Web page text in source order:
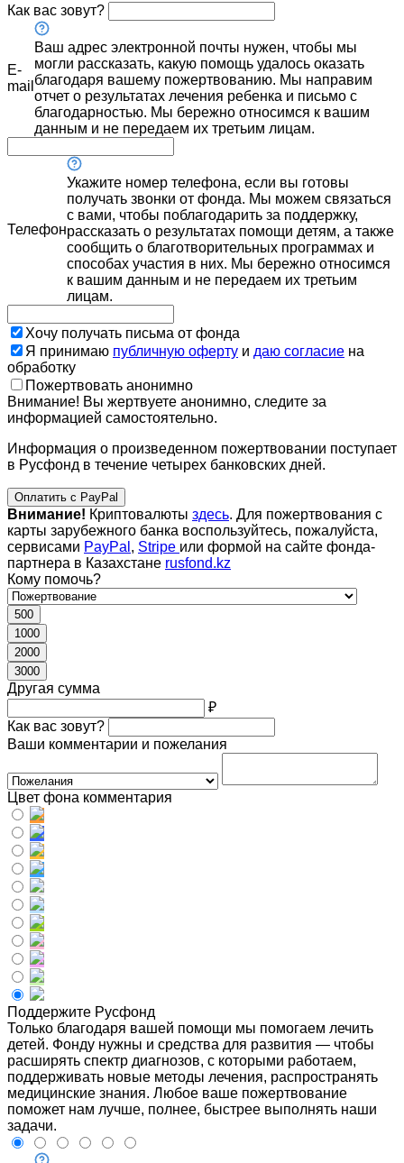
Как вас зовут?
E-
mail
Ваш адрес электронной почты нужен, чтобы мы
могли рассказать, какую помощь удалось оказать
благодаря вашему пожертвованию. Мы направим
отчет о результатах лечения ребенка и письмо с
благодарностью. Мы бережно относимся к вашим
данным и не передаем их третьим лицам.
Телефон
Укажите номер телефона, если вы готовы
получать звонки от фонда. Мы можем связаться
с вами, чтобы поблагодарить за поддержку,
рассказать о результатах помощи детям, а также
сообщить о благотворительных программах и
способах участия в них. Мы бережно относимся
к вашим данным и не передаем их третьим
лицам.
Хочу получать письма от фонда
Я принимаю публичную оферту и даю согласие на
обработку
Пожертвовать анонимно
Внимание! Вы жертвуете анонимно, следите за
информацией самостоятельно.
Информация о произведенном пожертвовании поступает
в Русфонд в течение четырех банковских дней.
Оплатить с PayPal
Внимание! Криптовалюты здесь. Для пожертвования с
карты зарубежного банка воспользуйтесь, пожалуйста,
сервисами PayPal , Stripe или формой на сайте фонда-
партнера в Казахстане rusfond.kz
Кому помочь?
500
1000
2000
3000
Другая сумма
₽
Как вас зовут?
Ваши комментарии и пожелания
Цвет фона комментария
Поддержите Русфонд
Только благодаря вашей помощи мы помогаем лечить
детей. Фонду нужны и средства для развития — чтобы
расширять спектр диагнозов, с которыми работаем,
поддерживать новые методы лечения, распространять
медицинские знания. Любое ваше пожертвование
поможет нам лучше, полнее, быстрее выполнять наши
задачи.